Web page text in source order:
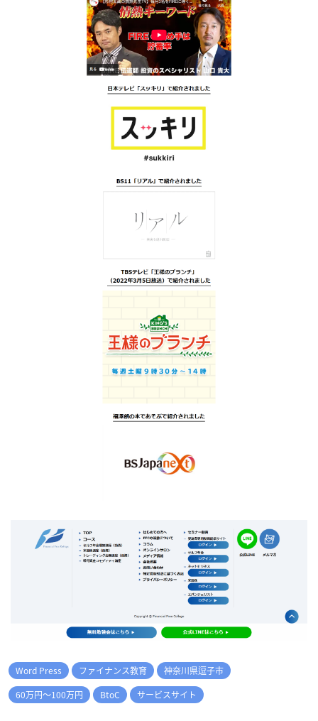
Word Press ファイナンス教育
神奈川県逗子市
60万円～100万円
BtoC サービスサイト